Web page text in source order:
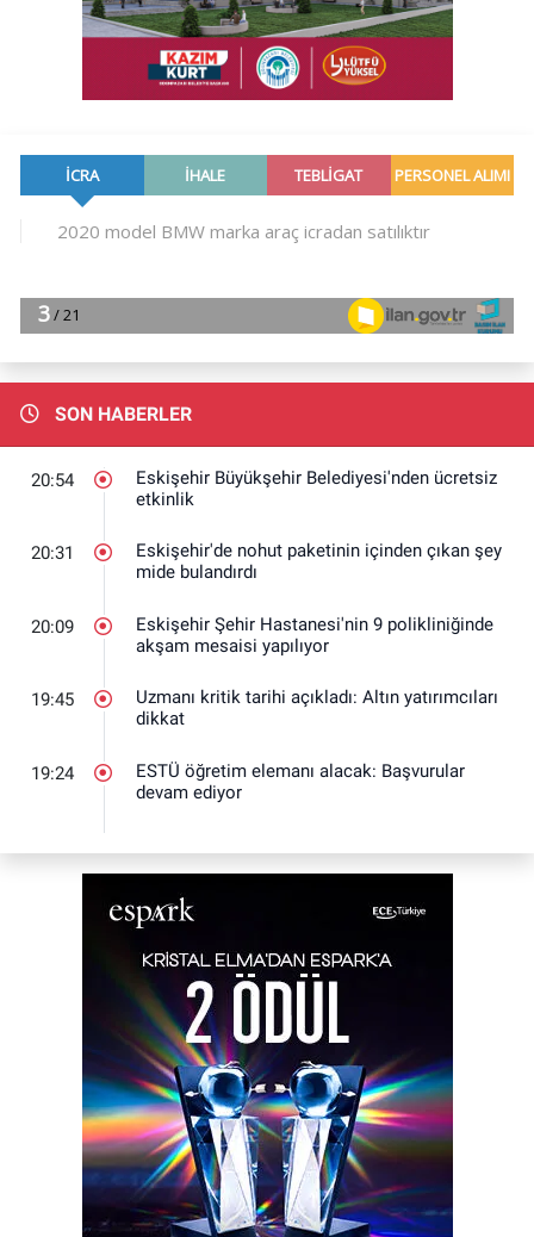
SON HABERLER
20:54
Eskişehir Büyükşehir Belediyesi'nden ücretsiz
etkinlik
20:31
Eskişehir'de nohut paketinin içinden çıkan şey
mide bulandırdı
20:09
Eskişehir Şehir Hastanesi'nin 9 polikliniğinde
akşam mesaisi yapılıyor
19:45
Uzmanı kritik tarihi açıkladı: Altın yatırımcıları
dikkat
19:24
ESTÜ öğretim elemanı alacak: Başvurular
devam ediyor